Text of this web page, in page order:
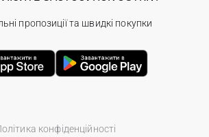
конфіденційності
пропозиції та швидкі покупки